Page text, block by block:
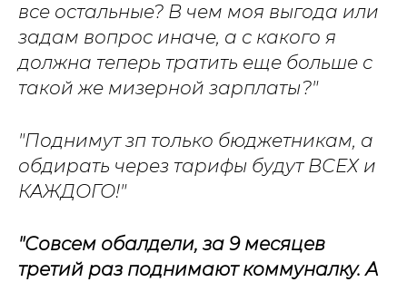
все остальные? В чем моя выгода или
задам вопрос иначе, а с какого я
должна теперь тратить еще больше с
такой же мизерной зарплаты?"
"Поднимут зп только бюджетникам, а
обдирать через тарифы будут ВСЕХ и
КАЖДОГО!"
"Совсем обалдели, за 9 месяцев
третий раз поднимают коммуналку. А